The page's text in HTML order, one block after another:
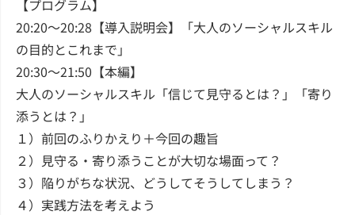
【プログラム】
20:20～20:28【導入説明会】「大人のソーシャルスキル
の目的とこれまで」
20:30～21:50【本編】
大人のソーシャルスキル「信じて見守るとは？」「寄り
添うとは？」
１）前回のふりかえり＋今回の趣旨
２）見守る・寄り添うことが大切な場面って？
３）陥りがちな状況、どうしてそうしてしまう？
４）実践方法を考えよう